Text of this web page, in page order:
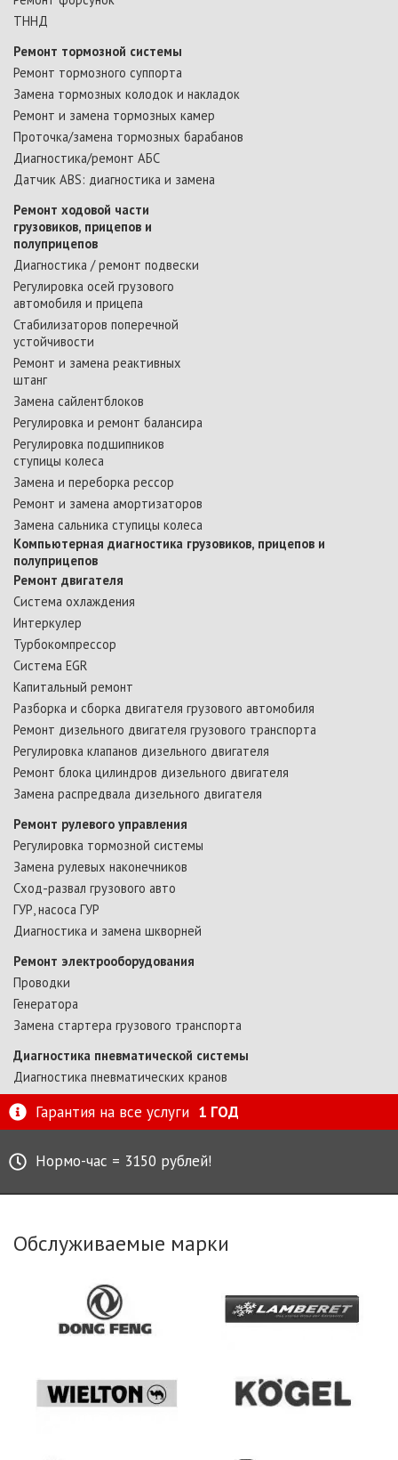
ТННД
Ремонт тормозной системы
Ремонт тормозного суппорта
Замена тормозных колодок и накладок
Ремонт и замена тормозных камер
Проточка/замена тормозных барабанов
Диагностика/ремонт АБС
Датчик ABS: диагностика и замена
Ремонт ходовой части
грузовиков, прицепов и
полуприцепов
Диагностика / ремонт подвески
Регулировка осей грузового
автомобиля и прицепа
Стабилизаторов поперечной
устойчивости
Ремонт и замена реактивных
штанг
Замена сайлентблоков
Регулировка и ремонт балансира
Регулировка подшипников
ступицы колеса
Замена и переборка рессор
Ремонт и замена амортизаторов
Замена сальника ступицы колеса
Компьютерная диагностика грузовиков, прицепов и
полуприцепов
Ремонт двигателя
Система охлаждения
Интеркулер
Турбокомпрессор
Cистема ЕGR
Капитальный ремонт
Разборка и сборка двигателя грузового автомобиля
Ремонт дизельного двигателя грузового транспорта
Регулировка клапанов дизельного двигателя
Ремонт блока цилиндров дизельного двигателя
Замена распредвала дизельного двигателя
Ремонт рулевого управления
Регулировка тормозной системы
Замена рулевых наконечников
Сход-развал грузового авто
ГУР, насоса ГУР
Диагностика и замена шкворней
Ремонт электрооборудования
Проводки
Генератора
Замена стартера грузового транспорта
Диагностика пневматической системы
Диагностика пневматических кранов
Гарантия на все услуги 1 ГОД
Нормо-час = 3150 рублей!
Обслуживаемые марки